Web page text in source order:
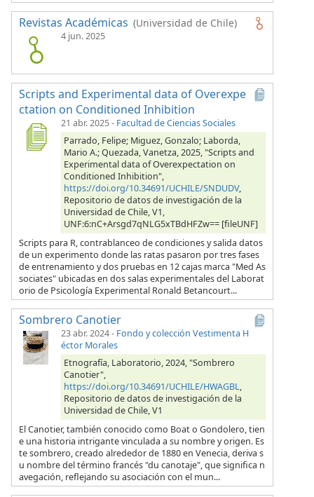
Revistas Académicas (Universidad de Chile)
4 jun. 2025
Scripts and Experimental data of Overexpe
ctation on Conditioned Inhibition
21 abr. 2025- Facultad de Ciencias Sociales
Parrado, Felipe; Miguez, Gonzalo; Laborda,
Mario A.; Quezada, Vanetza, 2025, "Scripts and
Experimental data of Overexpectation on
Conditioned Inhibition",
https://doi.org/10.34691/UCHILE/SNDUDV,
Repositorio de datos de investigación de la
Universidad de Chile, V1,
UNF:6:nC+Arsgd7qNLG5xTBdHFZw== [fileUNF]
Scripts para R, contrablanceo de condiciones y salida datos
de un experimento donde las ratas pasaron por tres fases
de entrenamiento y dos pruebas en 12 cajas marca "Med As
sociates" ubicadas en dos salas experimentales del Laborat
orio de Psicología Experimental Ronald Betancourt...
Sombrero Canotier
23 abr. 2024- Fondo y colección Vestimenta H
éctor Morales
Etnografía, Laboratorio, 2024, "Sombrero
Canotier",
https://doi.org/10.34691/UCHILE/HWAGBL,
Repositorio de datos de investigación de la
Universidad de Chile, V1
El Canotier, también conocido como Boat o Gondolero, tien
e una historia intrigante vinculada a su nombre y origen. Es
te sombrero, creado alrededor de 1880 en Venecia, deriva s
u nombre del término francés "du canotaje", que significa n
avegación, reflejando su asociación con el mun...